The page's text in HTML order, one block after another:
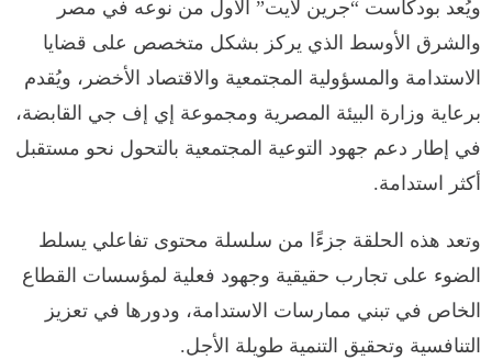
ويُعد بودكاست “جرين لايت” الأول من نوعه في مصر
والشرق الأوسط الذي يركز بشكل متخصص على قضايا
الاستدامة والمسؤولية المجتمعية والاقتصاد الأخضر، ويُقدم
برعاية وزارة البيئة المصرية ومجموعة إي إف جي القابضة،
في إطار دعم جهود التوعية المجتمعية بالتحول نحو مستقبل
أكثر استدامة.
وتعد هذه الحلقة جزءًا من سلسلة محتوى تفاعلي يسلط
الضوء على تجارب حقيقية وجهود فعلية لمؤسسات القطاع
الخاص في تبني ممارسات الاستدامة، ودورها في تعزيز
التنافسية وتحقيق التنمية طويلة الأجل.